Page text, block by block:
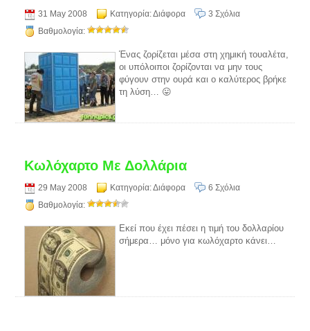
31 May 2008 Κατηγορία:Διάφορα
3 Σχόλια
Βαθμολογία:
Ένας ζορίζεται μέσα στη χημική τουαλέτα,
οι υπόλοιποι ζορίζονται να μην τους
φύγουν στην ουρά και ο καλύτερος βρήκε
τη λύση… 😛
Κωλόχαρτο Με Δολλάρια
29 May 2008 Κατηγορία:Διάφορα
6 Σχόλια
Βαθμολογία:
Εκεί που έχει πέσει η τιμή του δολλαρίου
σήμερα… μόνο για κωλόχαρτο κάνει…